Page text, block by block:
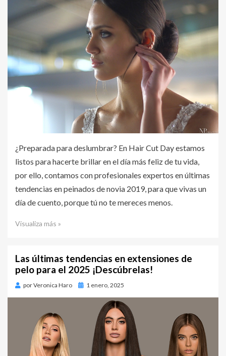
¿Preparada para deslumbrar? En Hair Cut Day estamos
listos para hacerte brillar en el día más feliz de tu vida,
por ello, contamos con profesionales expertos en últimas
tendencias en peinados de novia 2019, para que vivas un
día de cuento, porque tú no te mereces menos.
Visualiza más »
Las últimas tendencias en extensiones de
pelo para el 2025 ¡Descúbrelas!
porVeronica Haro
Publicado
1 enero, 2025